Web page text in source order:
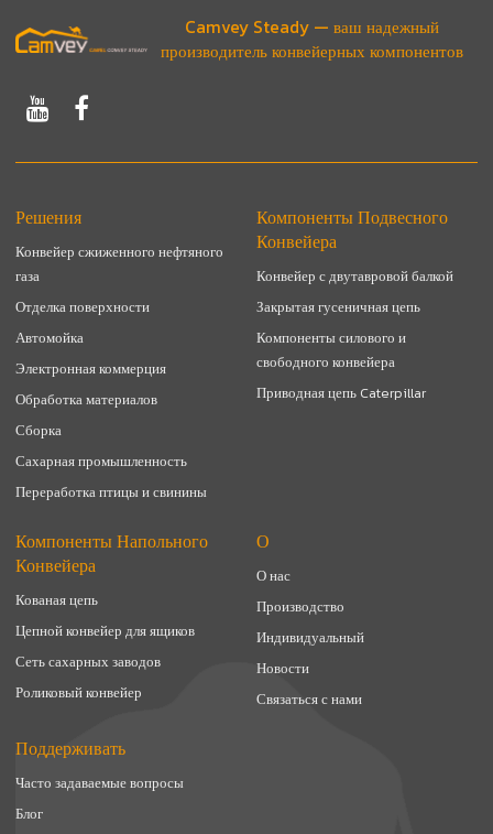
Camvey Steady — ваш надежный
производитель конвейерных компонентов
Решения
Конвейер сжиженного нефтяного
газа
Отделка поверхности
Автомойка
Электронная коммерция
Обработка материалов
Сборка
Сахарная промышленность
Переработка птицы и свинины
Компоненты Подвесного
Конвейера
Конвейер с двутавровой балкой
Закрытая гусеничная цепь
Компоненты силового и
свободного конвейера
Приводная цепь Caterpillar
Компоненты Напольного
Конвейера
Кованая цепь
Цепной конвейер для ящиков
Сеть сахарных заводов
Роликовый конвейер
О
О нас
Производство
Индивидуальный
Новости
Связаться с нами
Поддерживать
Часто задаваемые вопросы
Блог